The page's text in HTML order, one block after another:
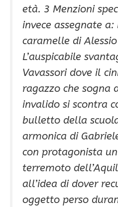
età. 3 Menzioni
invece assegnate
caramelle di
L’auspicabile
Vavassori dove il
ragazzo che sogna
invalido si scontra
bulletto della
armonica di
con protagonista
terremoto
all’idea di dover
oggetto perso